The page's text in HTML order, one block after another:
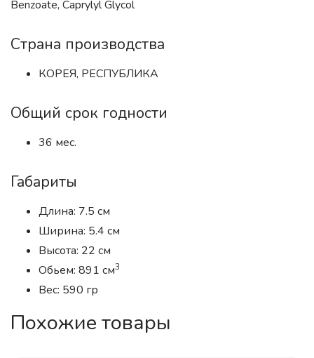
Benzoate, Caprylyl Glycol
Страна производства
КОРЕЯ, РЕСПУБЛИКА
Общий срок годности
36 мес.
Габариты
Длина: 7.5 см
Ширина: 5.4 см
Высота: 22 см
Обьем: 891 см3
Вес: 590 гр
Похожие товары